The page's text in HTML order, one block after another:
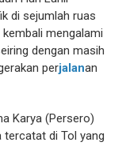
di sejumlah ruas
mengalami
dengan masih
perjalanan
Karya (Persero)
tercatat di Tol yang